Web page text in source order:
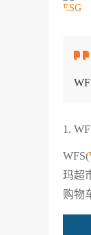
1.
WFS(
玛超
购物